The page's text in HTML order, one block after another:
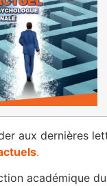
aux dernières
.
académique du